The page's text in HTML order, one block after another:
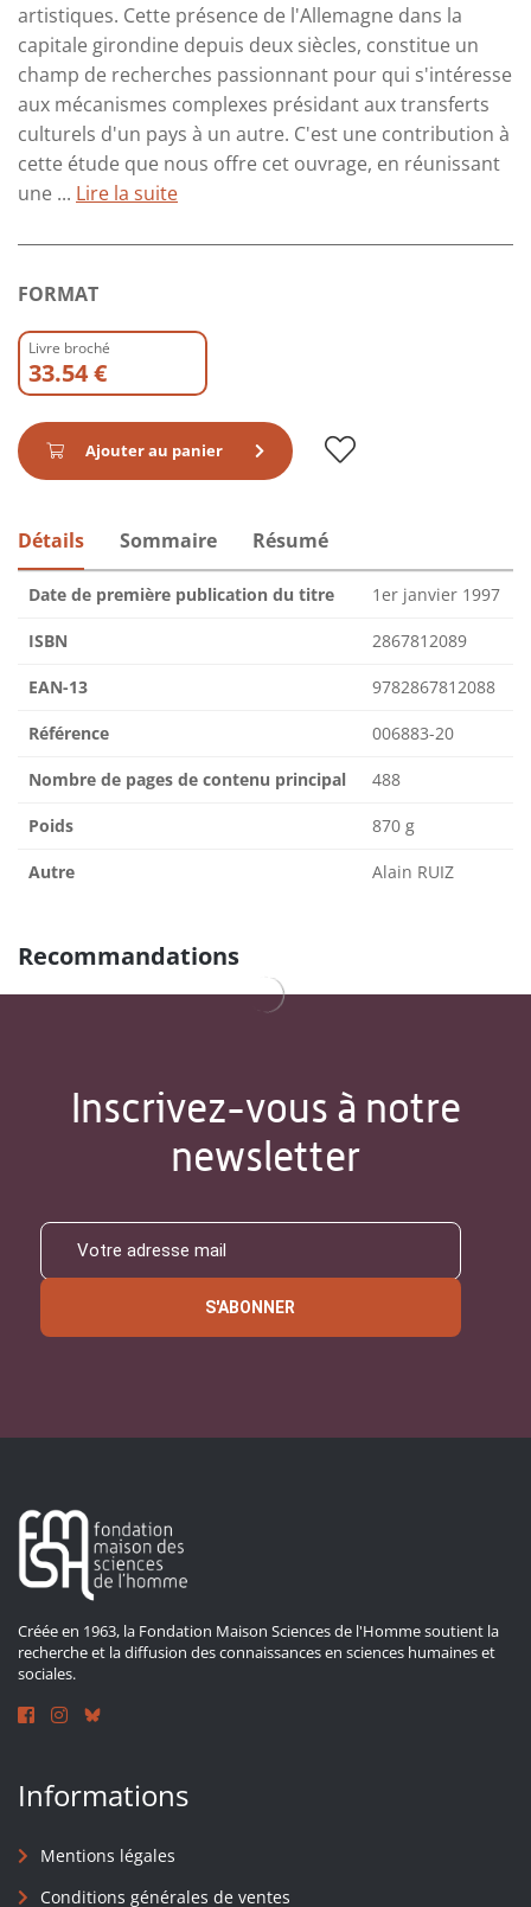
artistiques. Cette présence de l'Allemagne dans la
capitale girondine depuis deux siècles, constitue un
champ de recherches passionnant pour qui s'intéresse
aux mécanismes complexes présidant aux transferts
culturels d'un pays à un autre. C'est une contribution à
cette étude que nous offre cet ouvrage, en réunissant
une ... Lire la suite
FORMAT
Livre broché
33.54 €
Ajouter au panier
Détails Sommaire Résumé
Date de première publication du titre 1er janvier 1997
ISBN 2867812089
EAN-13 9782867812088
Référence 006883-20
Nombre de pages de contenu principal 488
Poids 870 g
Autre Alain RUIZ
Recommandations
Inscrivez-vous à notre
newsletter
S'ABONNER
Créée en 1963, la Fondation Maison Sciences de l'Homme soutient la
recherche et la diffusion des connaissances en sciences humaines et
sociales.
Informations
Mentions légales
Conditions générales de ventes